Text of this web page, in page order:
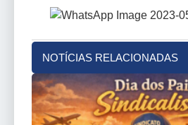
NOTÍCIAS RELACIONADAS